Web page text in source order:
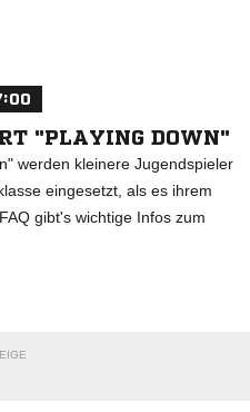
"PLAYING DOWN"
werden kleinere Jugendspieler
eingesetzt, als es ihrem
gibt's wichtige Infos zum